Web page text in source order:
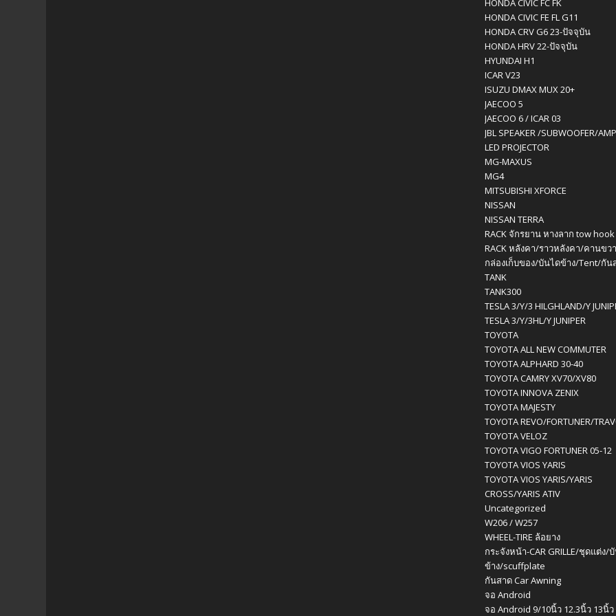
HONDA CIVIC FC FK
HONDA CIVIC FE FL G11
HONDA CRV G6 23-ปัจจุบัน
HONDA HRV 22-ปัจจุบัน
HYUNDAI H1
ICAR V23
ISUZU DMAX MUX 20+
JAECOO 5
JAECOO 6 / ICAR 03
JBL SPEAKER /SUBWOOFER/AMP
LED PROJECTOR
MG-MAXUS
MG4
MITSUBISHI XFORCE
NISSAN
NISSAN TERRA
RACK จักรยาน หางลาก tow hook
RACK หลังคา/ราวหลังคา/คานขว
กล่องเก็บของ/บันไดข้าง/Tent/กัน
TANK
TANK300
TESLA 3/Y/3 HILGHLAND/Y
TESLA 3/Y/3HL/Y JUNIPER
TOYOTA
TOYOTA ALL NEW COMMUTER
TOYOTA ALPHARD 30-40
TOYOTA CAMRY XV70/XV80
TOYOTA INNOVA ZENIX
TOYOTA MAJESTY
TOYOTA REVO/FORTUNER/
TOYOTA VELOZ
TOYOTA VIGO FORTUNER 05-12
TOYOTA VIOS YARIS
TOYOTA VIOS YARIS/YARIS
CROSS/YARIS ATIV
Uncategorized
W206 / W257
WHEEL-TIRE ล้อยาง
กระจังหน้า-CAR GRILLE/ชุดแต่ง/
ข้าง/scuffplate
กันสาด Car Awning
จอ Android
จอ Android 9/10นิ้ว 12.3นิ้ว 13นิ้ว